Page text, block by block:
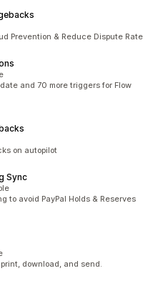
Prevention & Reduce Dispute Rate
and 70 more triggers for Flow
on autopilot
Sync
to avoid PayPal Holds & Reserves
download, and send.